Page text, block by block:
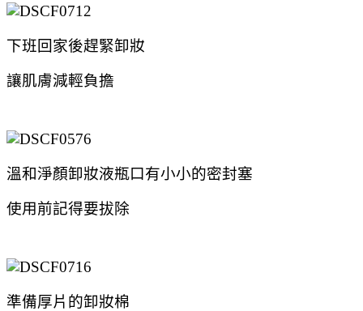
下班回家後趕緊卸妝
讓肌膚減輕負擔
溫和淨顏卸妝液瓶口有小小的密封塞
使用前記得要拔除
準備厚片的卸妝棉